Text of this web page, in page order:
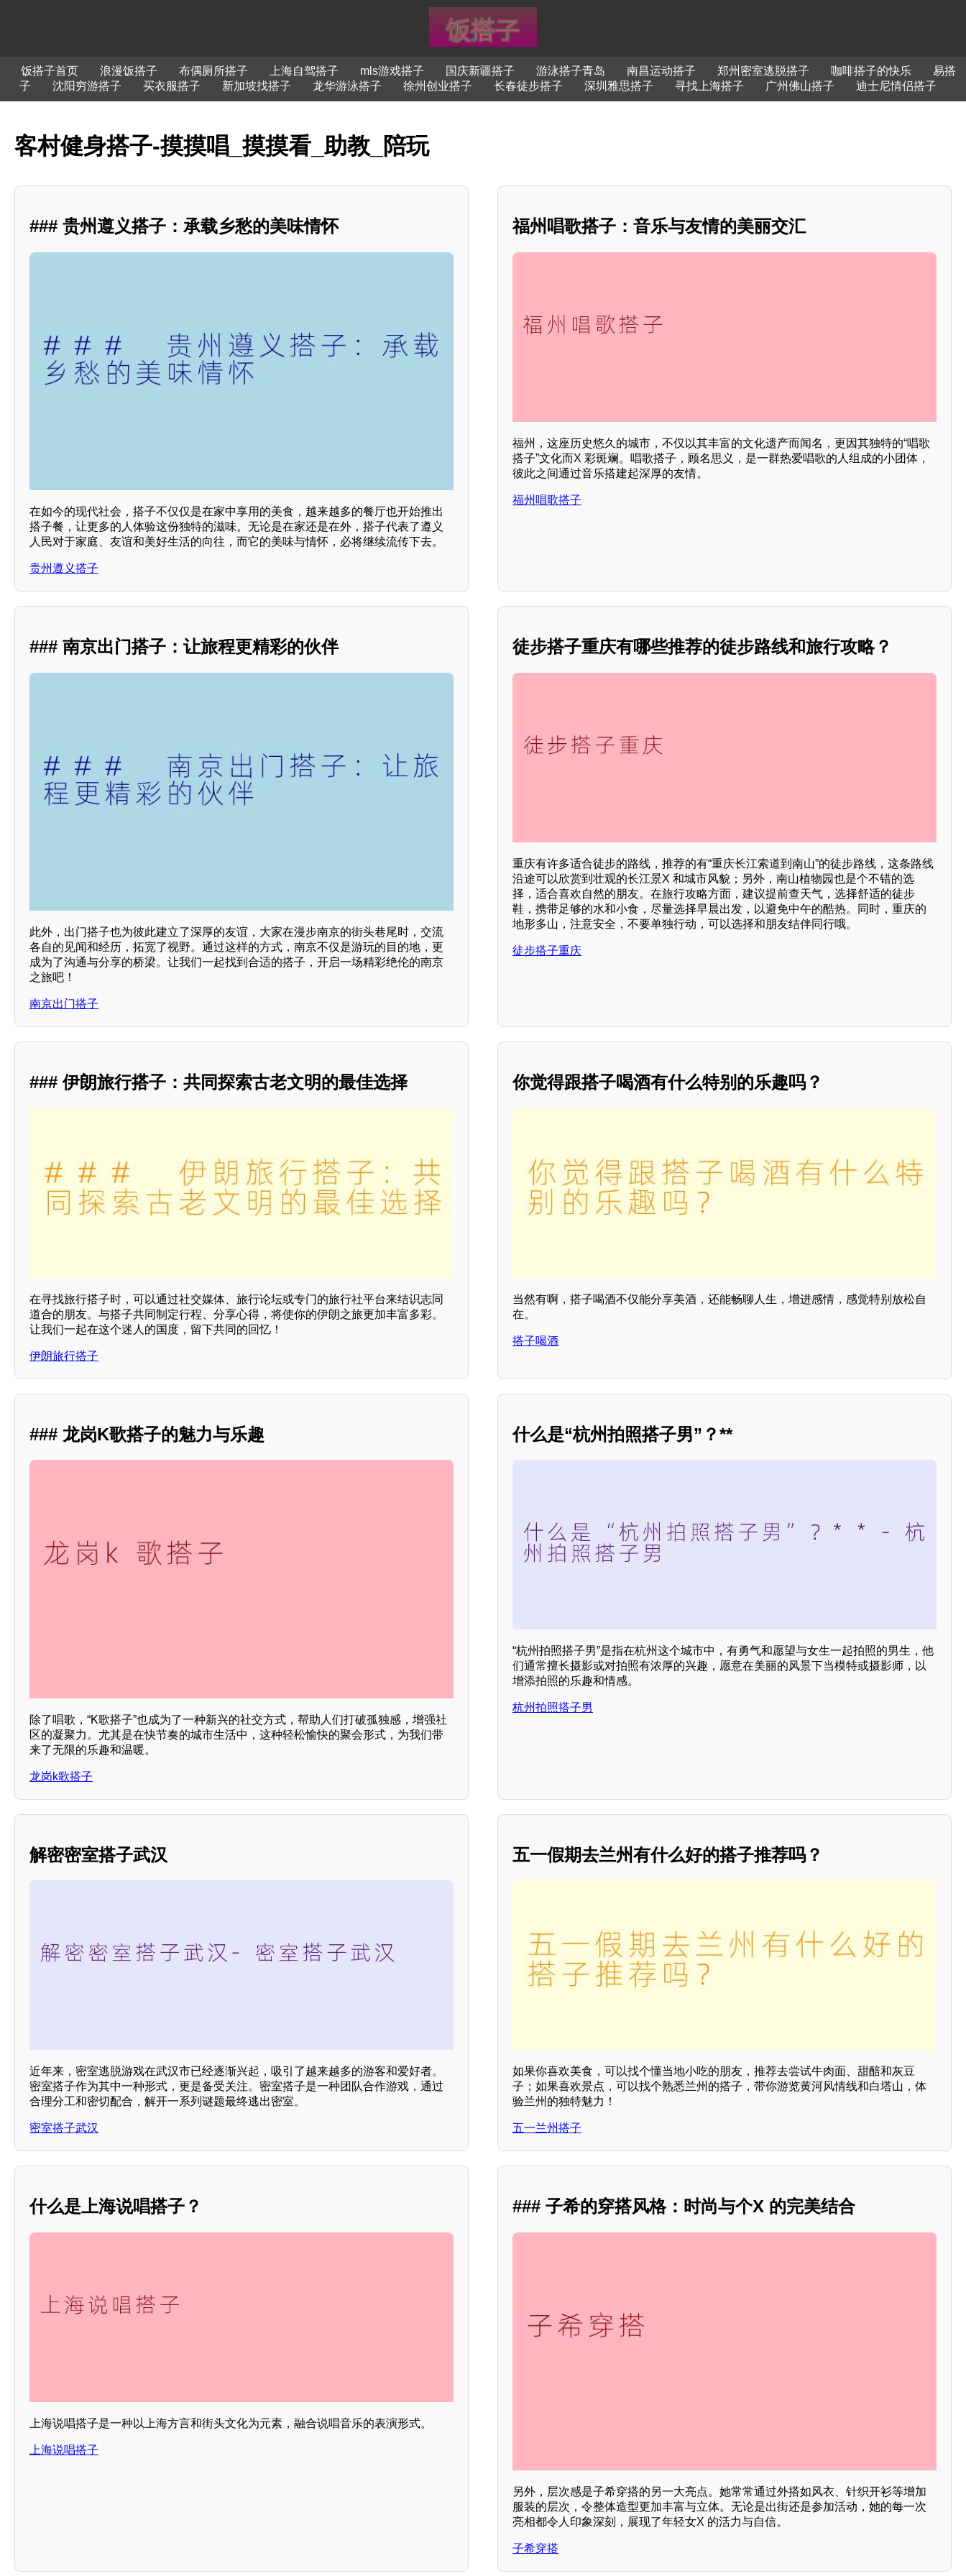
饭搭子首页 浪漫饭搭子 布偶厕所搭子 上海自驾搭子 mls游戏搭子 国庆新疆搭子 游泳搭子青岛 南昌运动搭子 郑州密室逃脱搭子 咖啡搭子的快乐
易搭
子
沈阳穷游搭子 买衣服搭子 新加坡找搭子 龙华游泳搭子 徐州创业搭子 长春徒步搭子 深圳雅思搭子 寻找上海搭子 广州佛山搭子 迪士尼情侣搭子
客村健身搭子-摸摸唱_摸摸看_助教_陪玩
### 贵州遵义搭子：承载乡愁的美味情怀
在如今的现代社会，搭子不仅仅是在家中享用的美食，越来越多的餐厅也开始推出
搭子餐，让更多的人体验这份独特的滋味。无论是在家还是在外，搭子代表了遵义
人民对于家庭、友谊和美好生活的向往，而它的美味与情怀，必将继续流传下去。
贵州遵义搭子
福州唱歌搭子：音乐与友情的美丽交汇
福州，这座历史悠久的城市，不仅以其丰富的文化遗产而闻名，更因其独特的“唱歌
搭子”文化而X 彩斑斓。唱歌搭子，顾名思义，是一群热爱唱歌的人组成的小团体，
彼此之间通过音乐搭建起深厚的友情。
福州唱歌搭子
### 南京出门搭子：让旅程更精彩的伙伴
此外，出门搭子也为彼此建立了深厚的友谊，大家在漫步南京的街头巷尾时，交流
各自的见闻和经历，拓宽了视野。通过这样的方式，南京不仅是游玩的目的地，更
成为了沟通与分享的桥梁。让我们一起找到合适的搭子，开启一场精彩绝伦的南京
之旅吧！
南京出门搭子
徒步搭子重庆有哪些推荐的徒步路线和旅行攻略？
重庆有许多适合徒步的路线，推荐的有“重庆长江索道到南山”的徒步路线，这条路线
沿途可以欣赏到壮观的长江景X 和城市风貌；另外，南山植物园也是个不错的选
择，适合喜欢自然的朋友。在旅行攻略方面，建议提前查天气，选择舒适的徒步
鞋，携带足够的水和小食，尽量选择早晨出发，以避免中午的酷热。同时，重庆的
地形多山，注意安全，不要单独行动，可以选择和朋友结伴同行哦。
徒步搭子重庆
### 伊朗旅行搭子：共同探索古老文明的最佳选择
在寻找旅行搭子时，可以通过社交媒体、旅行论坛或专门的旅行社平台来结识志同
道合的朋友。与搭子共同制定行程、分享心得，将使你的伊朗之旅更加丰富多彩。
让我们一起在这个迷人的国度，留下共同的回忆！
伊朗旅行搭子
你觉得跟搭子喝酒有什么特别的乐趣吗？
当然有啊，搭子喝酒不仅能分享美酒，还能畅聊人生，增进感情，感觉特别放松自
在。
搭子喝酒
### 龙岗K歌搭子的魅力与乐趣
除了唱歌，“K歌搭子”也成为了一种新兴的社交方式，帮助人们打破孤独感，增强社
区的凝聚力。尤其是在快节奏的城市生活中，这种轻松愉快的聚会形式，为我们带
来了无限的乐趣和温暖。
龙岗k歌搭子
什么是“杭州拍照搭子男”？**
“杭州拍照搭子男”是指在杭州这个城市中，有勇气和愿望与女生一起拍照的男生，他
们通常擅长摄影或对拍照有浓厚的兴趣，愿意在美丽的风景下当模特或摄影师，以
增添拍照的乐趣和情感。
杭州拍照搭子男
解密密室搭子武汉
近年来，密室逃脱游戏在武汉市已经逐渐兴起，吸引了越来越多的游客和爱好者。
密室搭子作为其中一种形式，更是备受关注。密室搭子是一种团队合作游戏，通过
合理分工和密切配合，解开一系列谜题最终逃出密室。
密室搭子武汉
五一假期去兰州有什么好的搭子推荐吗？
如果你喜欢美食，可以找个懂当地小吃的朋友，推荐去尝试牛肉面、甜醅和灰豆
子；如果喜欢景点，可以找个熟悉兰州的搭子，带你游览黄河风情线和白塔山，体
验兰州的独特魅力！
五一兰州搭子
什么是上海说唱搭子？
上海说唱搭子是一种以上海方言和街头文化为元素，融合说唱音乐的表演形式。
上海说唱搭子
### 子希的穿搭风格：时尚与个X 的完美结合
另外，层次感是子希穿搭的另一大亮点。她常常通过外搭如风衣、针织开衫等增加
服装的层次，令整体造型更加丰富与立体。无论是出街还是参加活动，她的每一次
亮相都令人印象深刻，展现了年轻女X 的活力与自信。
子希穿搭